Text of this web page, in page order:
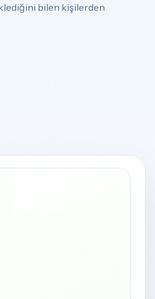
bilen kişilerden